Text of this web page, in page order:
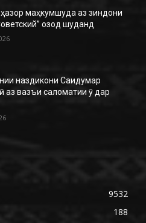
маҳкумшуда аз зиндони
озод шуданд
наздикони Саидумар
аз вазъи саломатии ӯ дар
9532
188